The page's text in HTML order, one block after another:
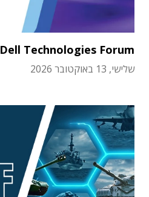
Dell Technologies Forum
שלישי, 13 באוקטובר 2026